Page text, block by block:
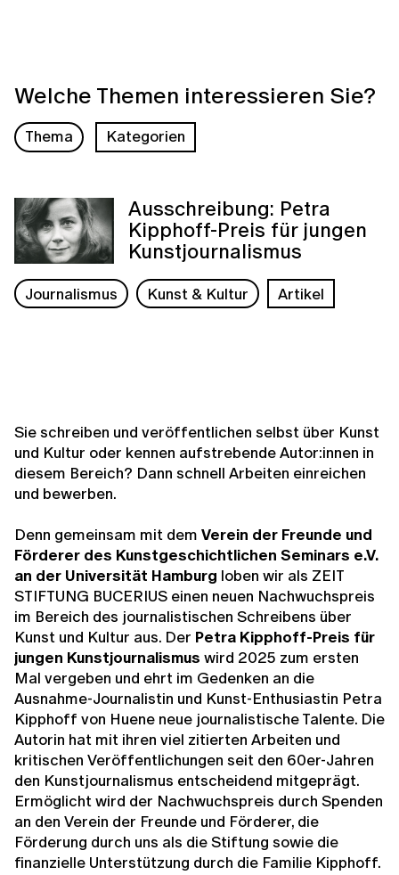
Welche Themen interessieren Sie?
Thema Kategorien
Ausschreibung: Petra
Kipphoff-Preis für jungen
Kunstjournalismus
Journalismus Kunst & Kultur Artikel
Sie schreiben und veröffentlichen selbst über Kunst
und Kultur oder kennen aufstrebende Autor:innen in
diesem Bereich? Dann schnell Arbeiten einreichen
und bewerben.
Denn gemeinsam mit dem Verein der Freunde und
Förderer des Kunstgeschichtlichen Seminars e.V.
an der Universität Hamburg loben wir als ZEIT
STIFTUNG BUCERIUS einen neuen Nachwuchspreis
im Bereich des journalistischen Schreibens über
Kunst und Kultur aus. Der Petra Kipphoff-Preis für
jungen Kunstjournalismus wird 2025 zum ersten
Mal vergeben und ehrt im Gedenken an die
Ausnahme-Journalistin und Kunst-Enthusiastin Petra
Kipphoff von Huene neue journalistische Talente. Die
Autorin hat mit ihren viel zitierten Arbeiten und
kritischen Veröffentlichungen seit den 60er-Jahren
den Kunstjournalismus entscheidend mitgeprägt.
Ermöglicht wird der Nachwuchspreis durch Spenden
an den Verein der Freunde und Förderer, die
Förderung durch uns als die Stiftung sowie die
finanzielle Unterstützung durch die Familie Kipphoff.